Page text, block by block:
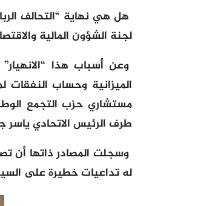
هل هي نهاية “التحالف
لجنة الشؤون المالية
وعن أسباب هذا
الميزانية وحساب
مستشاري حزب التجمع
طرف الرئيس الاتحادي ياسر
وسجلت المصادر ذاتها أن
له تداعيات خطيرة على